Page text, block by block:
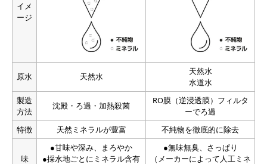
イメ
ージ
原水 天然水
天然水
水道水
製造
方法
沈殿・ろ過・加熱殺菌
RO膜（逆浸透膜）フィルタ
ーでろ過
特徴
天然ミネラルが豊富 不純物を徹底的に除去
味
●甘味や深み、まろやか
●採水地ごとにミネラル含有
●無味無臭、さっぱり
（メーカーによって人工ミネ